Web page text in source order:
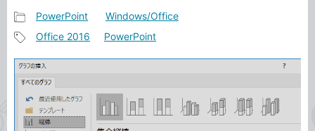
事
カ
テ
ゴ
リ
PowerPoint Windows/Office
事
タ
グ
Office 2016 PowerPoint